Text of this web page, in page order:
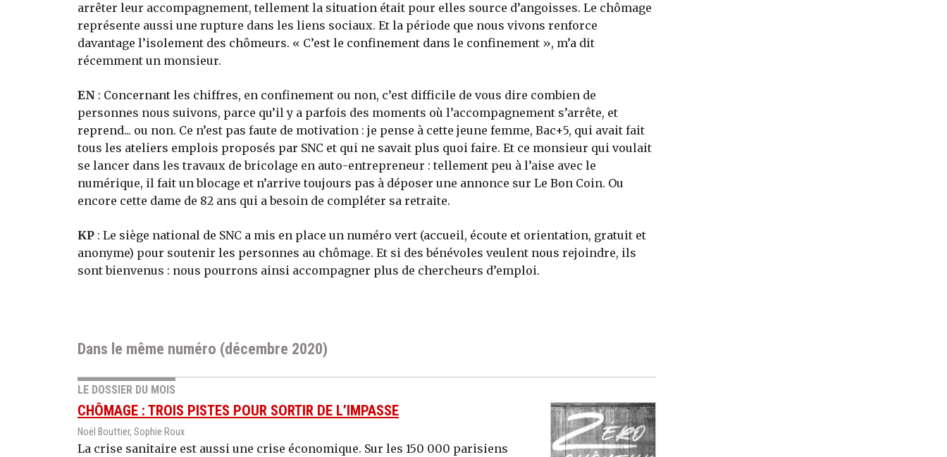
arrêter leur accompagnement, tellement la situation était pour elles source d’angoisses. Le chômage
représente aussi une rupture dans les liens sociaux. Et la période que nous vivons renforce
davantage l’isolement des chômeurs. « C’est le confinement dans le confinement », m’a dit
récemment un monsieur.
EN : Concernant les chiffres, en confinement ou non, c’est difficile de vous dire combien de
personnes nous suivons, parce qu’il y a parfois des moments où l’accompagnement s’arrête, et
reprend... ou non. Ce n’est pas faute de motivation : je pense à cette jeune femme, Bac+5, qui avait fait
tous les ateliers emplois proposés par SNC et qui ne savait plus quoi faire. Et ce monsieur qui voulait
se lancer dans les travaux de bricolage en auto-entrepreneur : tellement peu à l’aise avec le
numérique, il fait un blocage et n’arrive toujours pas à déposer une annonce sur Le Bon Coin. Ou
encore cette dame de 82 ans qui a besoin de compléter sa retraite.
KP : Le siège national de SNC a mis en place un numéro vert (accueil, écoute et orientation, gratuit et
anonyme) pour soutenir les personnes au chômage. Et si des bénévoles veulent nous rejoindre, ils
sont bienvenus : nous pourrons ainsi accompagner plus de chercheurs d’emploi.
Dans le même numéro (décembre 2020)
LE DOSSIER DU MOIS
CHÔMAGE : TROIS PISTES POUR SORTIR DE L’IMPASSE
Noël Bouttier, Sophie Roux
La crise sanitaire est aussi une crise économique. Sur les 150 000 parisiens